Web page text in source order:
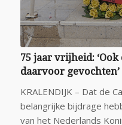
75 jaar vrijheid:
daarvoor gevochten’
KRALENDIJK – Dat de
belangrijke bijdrage
van het Nederlands